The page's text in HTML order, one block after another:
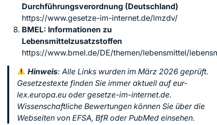
Durchführungsverordnung (Deutschland)
https://www.gesetze-im-internet.de/lmzdv/
BMEL: Informationen zu
Lebensmittelzusatzstoffen
https://www.bmel.de/DE/themen/lebensmittel/
Hinweis: Alle Links wurden im März 2026 geprüft.
Gesetzestexte finden Sie immer aktuell aufeur-
lex.europa.eu odergesetze-im-internet.de.
Wissenschaftliche Bewertungen können Sie über die
Webseiten von EFSA, BfR oder PubMed einsehen.